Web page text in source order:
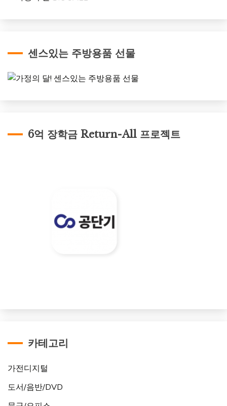
센스있는 주방용품 선물
6억 장학금 Return-All 프로젝트
카테고리
가전디지털
도서/음반/DVD